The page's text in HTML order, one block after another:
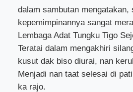
dalam sambutan mengatakan,
kepemimpinannya sangat
Lembaga Adat Tungku Tigo
Teratai dalam mengakhiri
kusut dak biso diurai, nan
Menjadi nan taat selesai di
ka rajo.